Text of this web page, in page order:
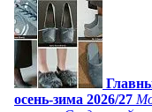
осень-зима 2026/27